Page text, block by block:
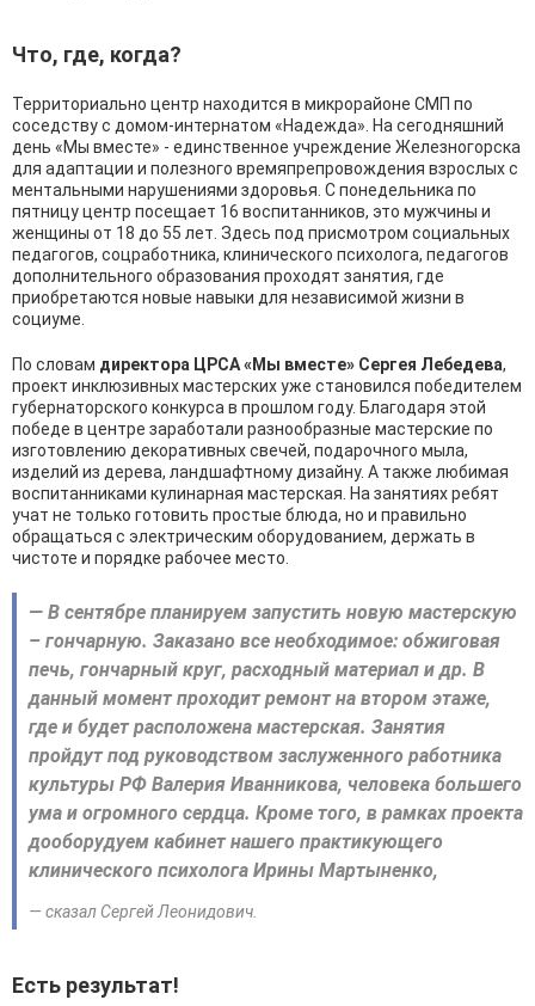
Что, где, когда?
Территориально центр находится в микрорайоне СМП по
соседству с домом-интернатом «Надежда». На сегодняшний
день «Мы вместе» - единственное учреждение Железногорска
для адаптации и полезного времяпрепровождения взрослых с
ментальными нарушениями здоровья. С понедельника по
пятницу центр посещает 16 воспитанников, это мужчины и
женщины от 18 до 55 лет. Здесь под присмотром социальных
педагогов, соцработника, клинического психолога, педагогов
дополнительного образования проходят занятия, где
приобретаются новые навыки для независимой жизни в
социуме.
По словам директора ЦРСА «Мы вместе» Сергея Лебедева,
проект инклюзивных мастерских уже становился победителем
губернаторского конкурса в прошлом году. Благодаря этой
победе в центре заработали разнообразные мастерские по
изготовлению декоративных свечей, подарочного мыла,
изделий из дерева, ландшафтному дизайну. А также любимая
воспитанниками кулинарная мастерская. На занятиях ребят
учат не только готовить простые блюда, но и правильно
обращаться с электрическим оборудованием, держать в
чистоте и порядке рабочее место.
— В сентябре планируем запустить новую мастерскую
– гончарную. Заказано все необходимое: обжиговая
печь, гончарный круг, расходный материал и др. В
данный момент проходит ремонт на втором этаже,
где и будет расположена мастерская. Занятия
пройдут под руководством заслуженного работника
культуры РФ Валерия Иванникова, человека большего
ума и огромного сердца. Кроме того, в рамках проекта
дооборудуем кабинет нашего практикующего
клинического психолога Ирины Мартыненко,
— сказал Сергей Леонидович.
Есть результат!